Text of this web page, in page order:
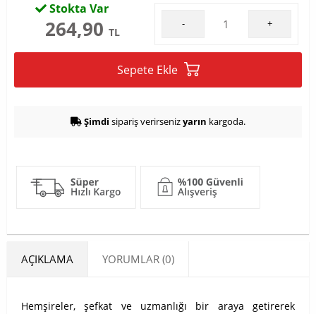
Stokta Var
264,90 TL
- +
Sepete Ekle
Şimdi sipariş verirsenizyarın kargoda.
AÇIKLAMA YORUMLAR (0)
Hemşireler, şefkat ve uzmanlığı bir araya getirerek